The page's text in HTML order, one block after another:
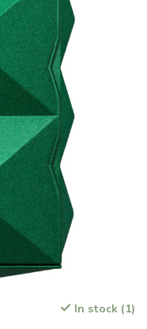
In stock (1)